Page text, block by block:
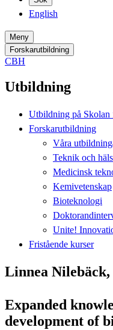
English
Meny
Forskarutbildning
CBH
Utbildning
Utbildning på Skolan
Forskarutbildning
Våra
Teknik och
Medicinsk
Kemivetenskap
Bioteknologi
Unite!
Fristående kurser
Linnea
Expanded
development of